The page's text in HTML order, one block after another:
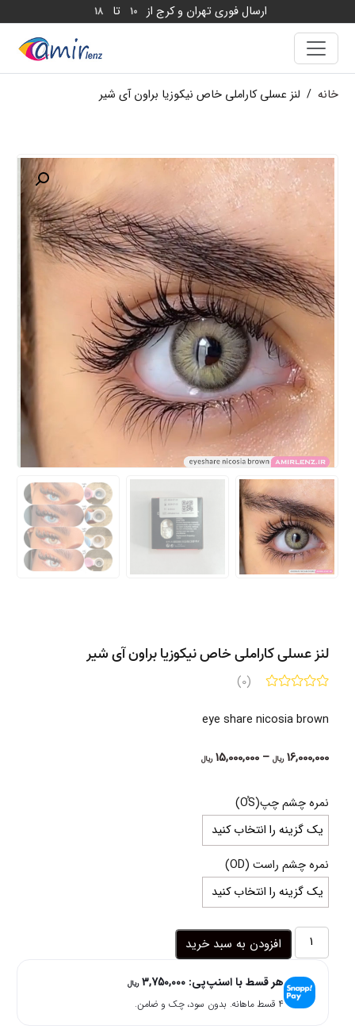
ارسال فوری تهران و کرج از 10 تا 18
خانه / لنز عسلی کاراملی خاص نیکوزیا براون آی شیر
لنز عسلی کاراملی خاص نیکوزیا براون آی شیر
(0)
eye share nicosia brown
16,000,000 ریال –
15,000,000 ریالPrice
نمره چشم چپ(OُS)
نمره چشم راست (OD)
لنز
عسلی
خاص
نیکوزیا
افزودن به سبد خرید
هر قسط با اسنپ‌پی: 3,750,000 ریال
۴ قسط ماهانه. بدون سود، چک و ضامن.